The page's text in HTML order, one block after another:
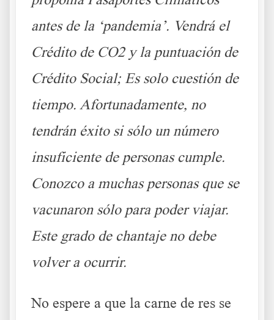
antes de la ‘pandemia’. Vendrá el
Crédito de CO2 y la puntuación de
Crédito Social; Es solo cuestión de
tiempo. Afortunadamente, no
tendrán éxito si sólo un número
insuficiente de personas cumple.
Conozco a muchas personas que se
vacunaron sólo para poder viajar.
Este grado de chantaje no debe
volver a ocurrir.
No espere a que la carne de res se